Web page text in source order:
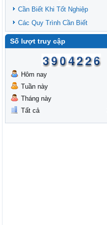
Cần Biết Khi Tốt Nghiệp
Các Quy Trình Cần Biết
Số lượt truy cập
Hôm nay
Tuần này
Tháng này
Tất cả